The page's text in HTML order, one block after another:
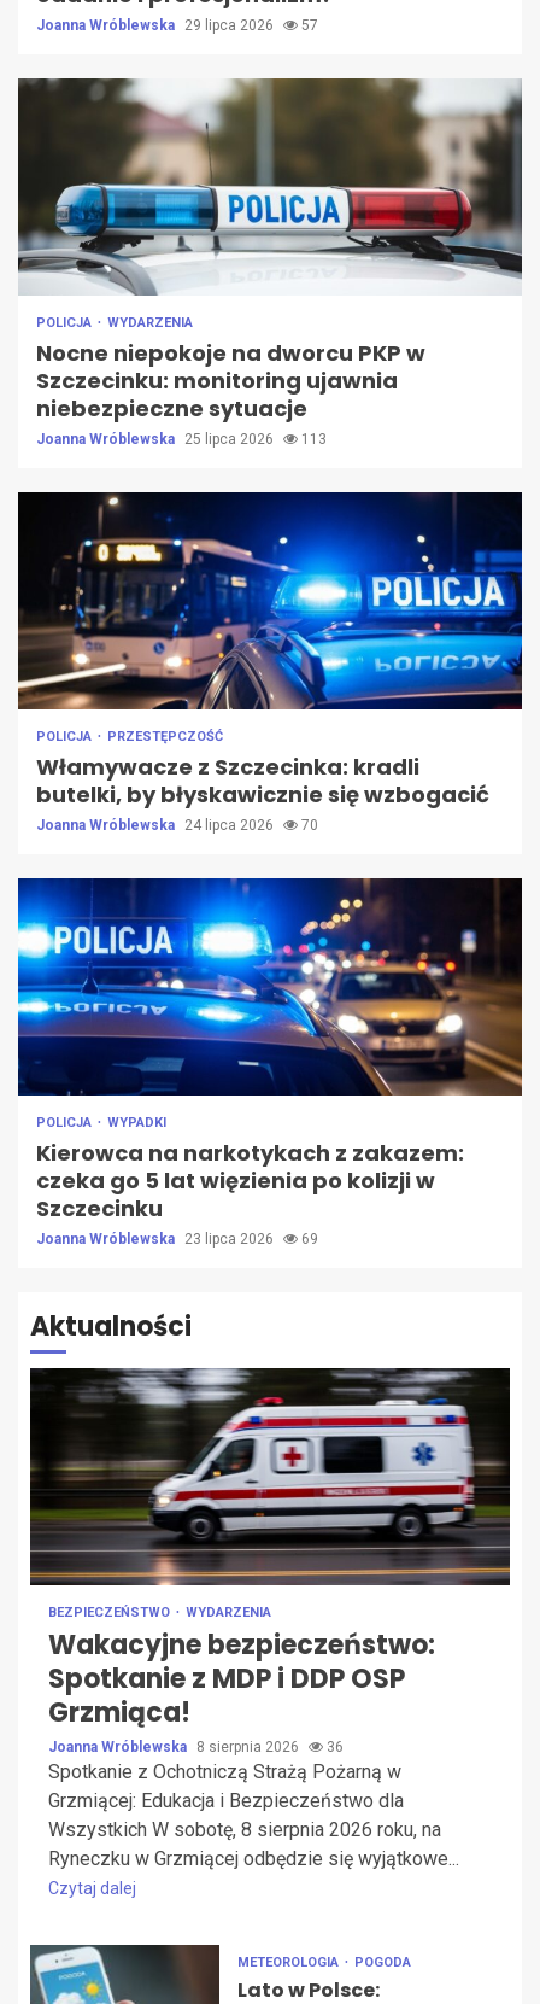
Joanna Wróblewska 29 lipca 2026 57
POLICJA WYDARZENIA
Nocne niepokoje na dworcu PKP w
Szczecinku: monitoring ujawnia
niebezpieczne sytuacje
Joanna Wróblewska 25 lipca 2026 113
POLICJA PRZESTĘPCZOŚĆ
Włamywacze z Szczecinka: kradli
butelki, by błyskawicznie się wzbogacić
Joanna Wróblewska 24 lipca 2026 70
POLICJA WYPADKI
Kierowca na narkotykach z zakazem:
czeka go 5 lat więzienia po kolizji w
Szczecinku
Joanna Wróblewska 23 lipca 2026 69
Aktualności
BEZPIECZEŃSTWO WYDARZENIA
Wakacyjne bezpieczeństwo:
Spotkanie z MDP i DDP OSP
Grzmiąca!
Joanna Wróblewska 8 sierpnia 2026 36
Spotkanie z Ochotniczą Strażą Pożarną w
Grzmiącej: Edukacja i Bezpieczeństwo dla
Wszystkich W sobotę, 8 sierpnia 2026 roku, na
Ryneczku w Grzmiącej odbędzie się wyjątkowe...
Czytaj dalej
METEOROLOGIA POGODA
Lato w Polsce: